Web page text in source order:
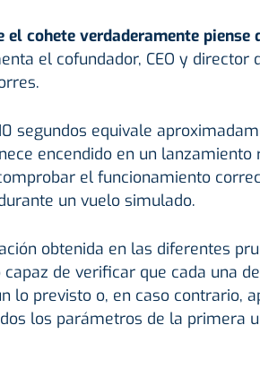
el cohete verdaderamente piense
el cofundador, CEO y director
segundos equivale
encendido en un lanzamiento
el funcionamiento
un vuelo simulado.
obtenida en las diferentes
capaz de verificar que cada una
lo previsto o, en caso contrario,
los parámetros de la primera